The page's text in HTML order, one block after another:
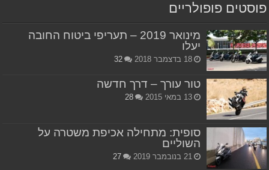
פוסטים פופולריים
מינואר 2019 – תעריפי ביטוח החובה
יעלו
18 בדצמבר 2018 32
טור עורך – דרך חדשה
13 במאי 2015 28
סופית: מתחילה אכיפת משטרה על
השוליים
21 בנובמבר 2019 27